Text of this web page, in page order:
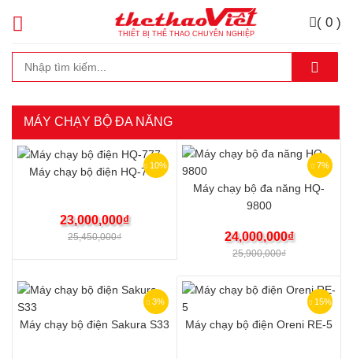
THIẾT BỊ THỂ THAO CHUYÊN NGHIỆP
( 0 )
MÁY CHẠY BỘ ĐA NĂNG
10%
Máy chạy bộ điện HQ-777
25,450,000₫
23,000,000₫
7%
Máy chạy bộ đa năng HQ-
9800
25,900,000₫
24,000,000₫
3%
Máy chạy bộ điện Sakura S33
15%
Máy chạy bộ điện Oreni RE-5